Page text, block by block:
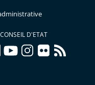
D'ETAT
youtubeinstagram
flickr rss